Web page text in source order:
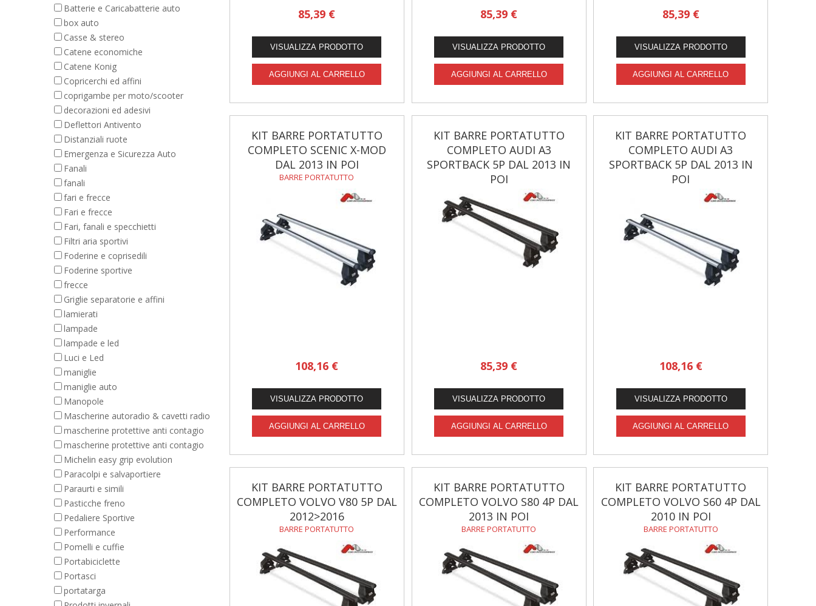
Batterie e Caricabatterie auto
box auto
Casse & stereo
Catene economiche
Catene Konig
Copricerchi ed affini
coprigambe per moto/scooter
decorazioni ed adesivi
Deflettori Antivento
Distanziali ruote
Emergenza e Sicurezza Auto
Fanali
fanali
fari e frecce
Fari e frecce
Fari, fanali e specchietti
Filtri aria sportivi
Foderine e coprisedili
Foderine sportive
frecce
Griglie separatorie e affini
lamierati
lampade
lampade e led
Luci e Led
maniglie
maniglie auto
Manopole
Mascherine autoradio & cavetti radio
mascherine protettive anti contagio
mascherine protettive anti contagio
Michelin easy grip evolution
Paracolpi e salvaportiere
Paraurti e simili
Pasticche freno
Pedaliere Sportive
Performance
Pomelli e cuffie
Portabiciclette
Portasci
portatarga
85,39 € 85,39 € 85,39 €
KIT BARRE PORTATUTTO
COMPLETO SCENIC X-MOD
DAL 2013 IN POI
BARRE PORTATUTTO
108,16 €
KIT BARRE PORTATUTTO
COMPLETO AUDI A3
SPORTBACK 5P DAL 2013 IN
POI
BARRE PORTATUTTO
85,39 €
KIT BARRE PORTATUTTO
COMPLETO AUDI A3
SPORTBACK 5P DAL 2013 IN
POI
BARRE PORTATUTTO
108,16 €
KIT BARRE PORTATUTTO
COMPLETO VOLVO V80 5P DAL
2012>2016
BARRE PORTATUTTO
KIT BARRE PORTATUTTO
COMPLETO VOLVO S80 4P DAL
2013 IN POI
BARRE PORTATUTTO
KIT BARRE PORTATUTTO
COMPLETO VOLVO S60 4P DAL
2010 IN POI
BARRE PORTATUTTO